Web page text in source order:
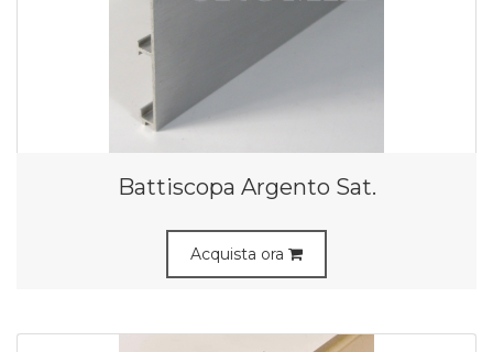
Battiscopa Argento Sat.
Acquista ora